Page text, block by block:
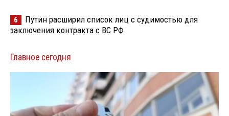
6
Путин расширил список лиц с судимостью для
заключения контракта с ВС РФ
Главное сегодня